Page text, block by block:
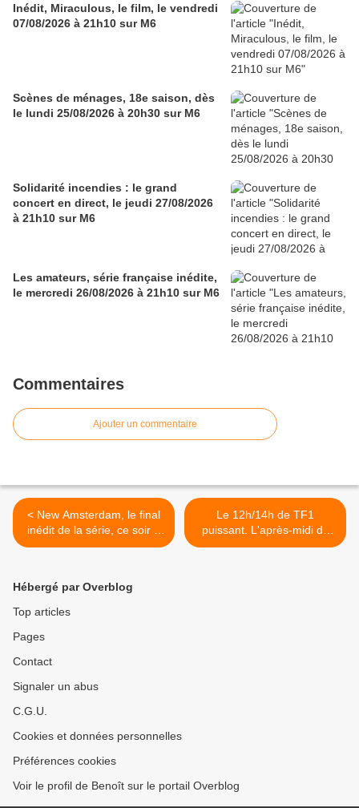
Inédit, Miraculous, le film, le vendredi
07/08/2026 à 21h10 sur M6
Scènes de ménages, 18e saison, dès
le lundi 25/08/2026 à 20h30 sur M6
Solidarité incendies : le grand
concert en direct, le jeudi 27/08/2026
à 21h10 sur M6
Les amateurs, série française inédite,
le mercredi 26/08/2026 à 21h10 sur M6
Commentaires
Ajouter un commentaire
< New Amsterdam, le final
inédit de la série, ce soir à
21h10 sur TF1
Le 12h/14h de TF1
puissant. L'après-midi de
Fr2 en forme. TPMP
Hébergé par Overblog
Top articles
Pages
Contact
Signaler un abus
C.G.U.
Cookies et données personnelles
Préférences cookies
Voir le profil de Benoît sur le portail Overblog